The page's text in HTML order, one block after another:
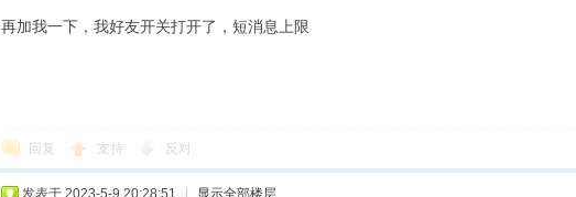
再加我一下，我好友开关打开了，短消息上限
回复 支持 反对
发表于 2023-5-9 20:28:51 显示全部楼层